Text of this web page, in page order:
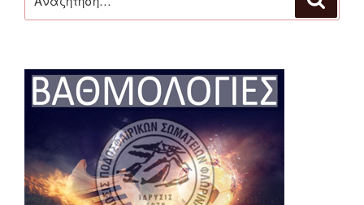
Β’
Φλώρινας
2
3/12/2023”
για: